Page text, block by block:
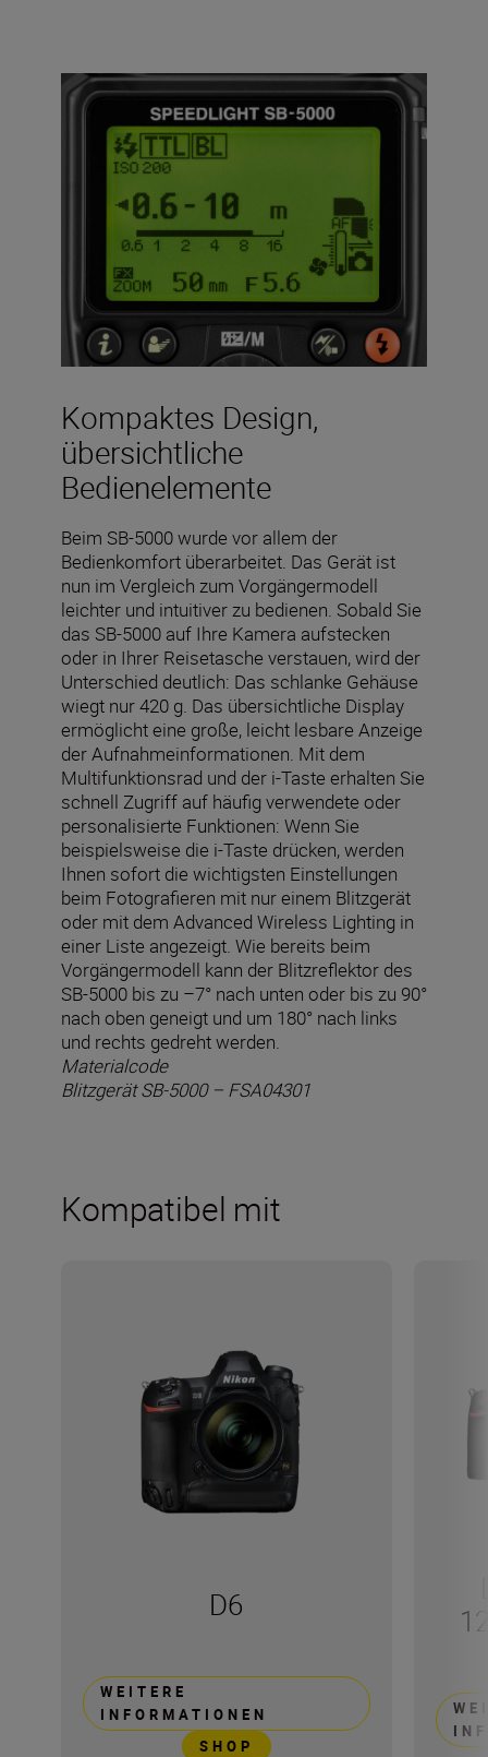
Kompaktes Design,
übersichtliche
Bedienelemente
Beim SB-5000 wurde vor allem der
Bedienkomfort überarbeitet. Das Gerät ist
nun im Vergleich zum Vorgängermodell
leichter und intuitiver zu bedienen. Sobald Sie
das SB-5000 auf Ihre Kamera aufstecken
oder in Ihrer Reisetasche verstauen, wird der
Unterschied deutlich: Das schlanke Gehäuse
wiegt nur 420 g. Das übersichtliche Display
ermöglicht eine große, leicht lesbare Anzeige
der Aufnahmeinformationen. Mit dem
Multifunktionsrad und der i-Taste erhalten Sie
schnell Zugriff auf häufig verwendete oder
personalisierte Funktionen: Wenn Sie
beispielsweise die i-Taste drücken, werden
Ihnen sofort die wichtigsten Einstellungen
beim Fotografieren mit nur einem Blitzgerät
oder mit dem Advanced Wireless Lighting in
einer Liste angezeigt. Wie bereits beim
Vorgängermodell kann der Blitzreflektor des
SB-5000 bis zu –7° nach unten oder bis zu 90°
nach oben geneigt und um 180° nach links
und rechts gedreht werden.
Materialcode
Blitzgerät SB-5000 – FSA04301
Kompatibel mit
D6
WEITERE
INFORMATIONEN
SHOP